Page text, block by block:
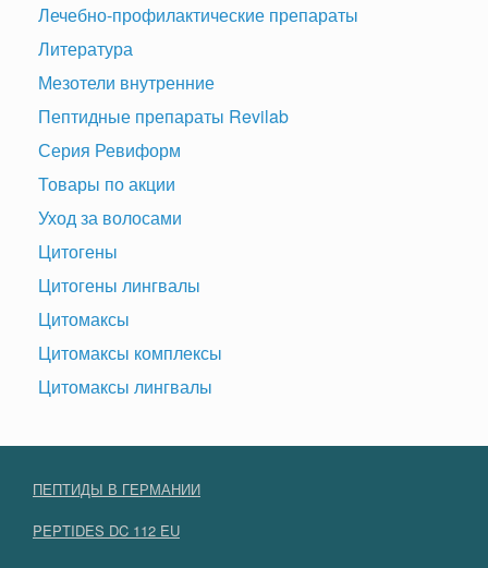
Лечебно-профилактические препараты
Литература
Мезотели внутренние
Пептидные препараты Revilab
Серия Ревиформ
Товары по акции
Уход за волосами
Цитогены
Цитогены лингвалы
Цитомаксы
Цитомаксы комплексы
Цитомаксы лингвалы
ПЕПТИДЫ В ГЕРМАНИИ
PEPTIDES DC 112 EU